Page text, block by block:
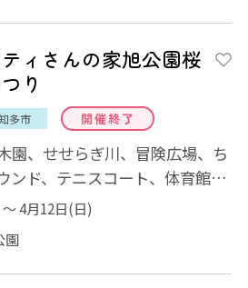
ィさんの家旭公園桜
り
多市 開催終了
園、せせらぎ川、冒険広場、ち
ンド、テニスコート、体育館な
ポーツを楽しめます...
4月12日(日)
園